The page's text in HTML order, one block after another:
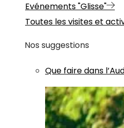
Evénements "Glisse"
Toutes les visites et
Nos suggestions
Que faire dans